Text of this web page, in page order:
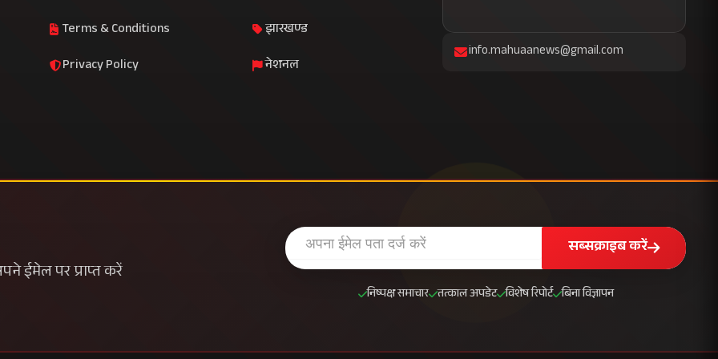
Terms & Conditions
Privacy Policy
झारखण्ड
नेशनल
info.mahuaanews@gmail.com
ईमेल पर प्राप्त करें
सब्सक्राइब करें
निष्पक्ष समाचार तत्काल अपडेट विशेष रिपोर्ट बिना विज्ञापन